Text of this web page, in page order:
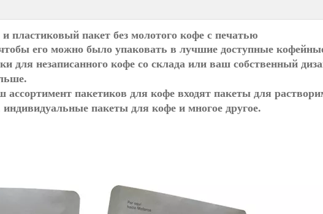
пластиковый пакет без молотого кофе с печатью
его можно было упаковать в лучшие доступные
для незаписанного кофе со склада или ваш собственный
пакетиков для кофе входят пакеты для
пакеты для кофе и многое другое.